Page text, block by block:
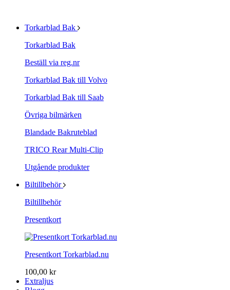
Torkarblad Bak
Torkarblad Bak
Beställ via reg.nr
Torkarblad Bak till Volvo
Torkarblad Bak till Saab
Övriga bilmärken
Blandade Bakruteblad
TRICO Rear Multi-Clip
Utgående produkter
Biltillbehör
Biltillbehör
Presentkort
Presentkort Torkarblad.nu
100,00 kr
Extraljus